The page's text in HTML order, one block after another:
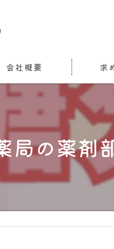
会社概要
ョン
案内
求
局の薬剤